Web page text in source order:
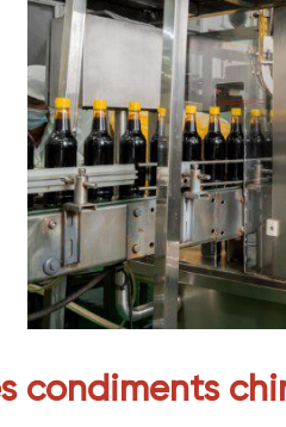
condiments